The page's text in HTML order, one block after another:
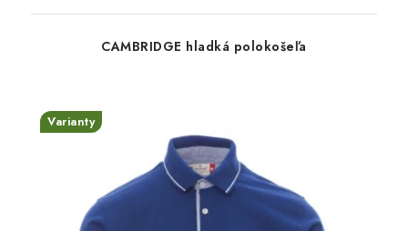
CAMBRIDGE hladká polokošeľa
Varianty